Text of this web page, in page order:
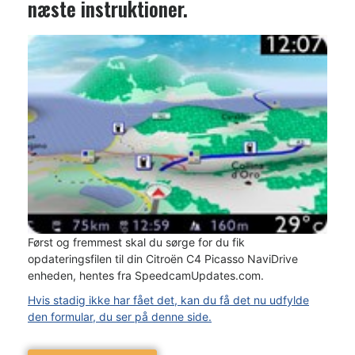
næste instruktioner.
Først og fremmest skal du sørge for du fik
opdateringsfilen til din Citroën C4 Picasso NaviDrive
enheden, hentes fra SpeedcamUpdates.com.
Hvis stadig ikke har fået det, kan du få det nu udfylde
den formular, du ser på denne side.